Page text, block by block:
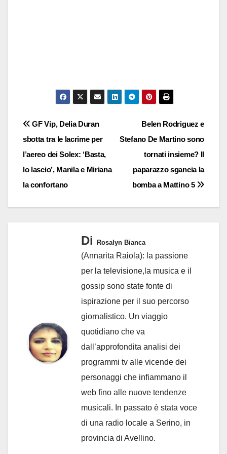
Navigazione
articoli
Belen Rodriguez e
Stefano De Martino sono
tornati insieme? Il
paparazzo sgancia la
bomba a Mattino 5
GF Vip, Delia Duran
sbotta tra le lacrime per
l’aereo dei Solex: ‘Basta,
lo lascio’, Manila e Miriana
la confortano
Di Rosalyn Bianca
(Annarita Raiola): la passione
per la televisione,la musica e il
gossip sono state fonte di
ispirazione per il suo percorso
giornalistico. Un viaggio
quotidiano che va
dall’approfondita analisi dei
programmi tv alle vicende dei
personaggi che infiammano il
web fino alle nuove tendenze
musicali. In passato è stata voce
di una radio locale a Serino, in
provincia di Avellino.